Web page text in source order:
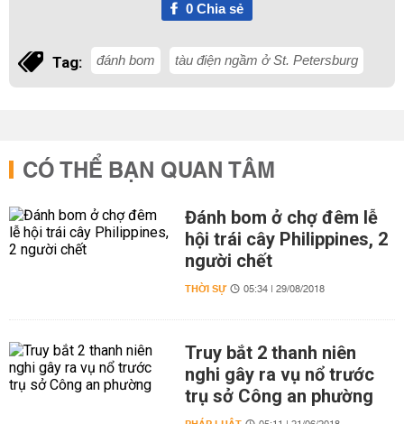
0Chia sẻ
Tag: đánh bom tàu điện ngầm ở St. Petersburg
CÓ THỂ BẠN QUAN TÂM
Đánh bom ở chợ đêm lễ
hội trái cây Philippines, 2
người chết
THỜI SỰ 05:34 | 29/08/2018
Truy bắt 2 thanh niên
nghi gây ra vụ nổ trước
trụ sở Công an phường